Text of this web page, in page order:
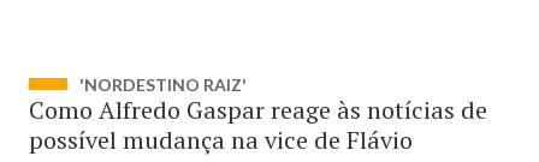
'NORDESTINO RAIZ'
Como Alfredo Gaspar reage às notícias de
possível mudança na vice de Flávio